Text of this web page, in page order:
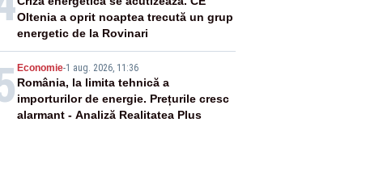
Oltenia a oprit noaptea trecută un grup
energetic de la Rovinari
Economie-1 aug. 2026, 11:36
România, la limita tehnică a
importurilor de energie. Prețurile cresc
alarmant - Analiză Realitatea Plus